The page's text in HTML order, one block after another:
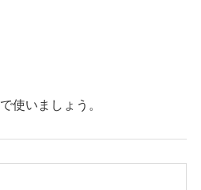
で使いましょう。